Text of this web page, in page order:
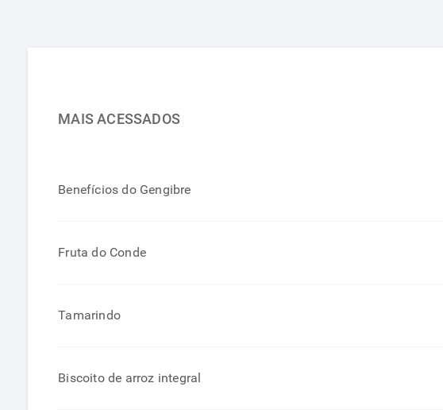
MAIS ACESSADOS
Benefícios do Gengibre
Fruta do Conde
Tamarindo
Biscoito de arroz integral